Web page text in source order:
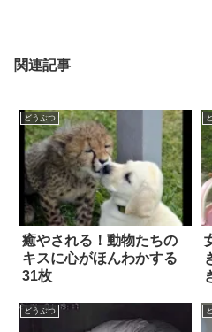
関連記事
どうぶつ
癒やされる！動物たちの
キスに心がほんわかする
31枚
どうぶつ